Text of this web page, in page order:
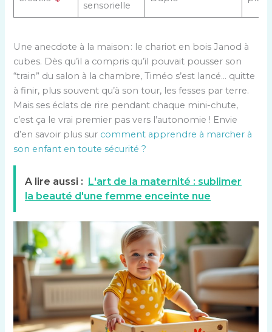
sensorielle
Une anecdote à la maison : le chariot en bois Janod à
cubes. Dès qu’il a compris qu’il pouvait pousser son
“train” du salon à la chambre, Timéo s’est lancé… quitte
à finir, plus souvent qu’à son tour, les fesses par terre.
Mais ses éclats de rire pendant chaque mini-chute,
c’est ça le vrai premier pas vers l’autonomie ! Envie
d’en savoir plus sur comment apprendre à marcher à
son enfant en toute sécurité ?
A lire aussi : L'art de la maternité : sublimer
la beauté d'une femme enceinte nue